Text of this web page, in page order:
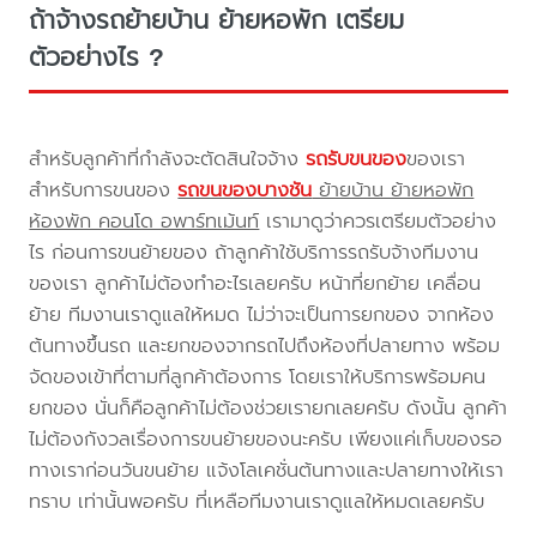
ถ้าจ้างรถย้ายบ้าน ย้ายหอพัก เตรียม
ตัวอย่างไร ?
สำหรับลูกค้าที่กำลังจะตัดสินใจจ้างรถรับขนของของเรา
สำหรับการขนของรถขนของบางชันย้ายบ้าน ย้ายหอพัก
ห้องพัก คอนโด อพาร์ทเม้นท์เรามาดูว่าควรเตรียมตัวอย่าง
ไร ก่อนการขนย้ายของ ถ้าลูกค้าใช้บริการรถรับจ้างทีมงาน
ของเรา ลูกค้าไม่ต้องทำอะไรเลยครับ หน้าที่ยกย้าย เคลื่อน
ย้าย ทีมงานเราดูแลให้หมด ไม่ว่าจะเป็นการยกของ จากห้อง
ต้นทางขึ้นรถ และยกของจากรถไปถึงห้องที่ปลายทาง พร้อม
จัดของเข้าที่ตามที่ลูกค้าต้องการ โดยเราให้บริการพร้อมคน
ยกของ นั่นก็คือลูกค้าไม่ต้องช่วยเรายกเลยครับ ดังนั้น ลูกค้า
ไม่ต้องกังวลเรื่องการขนย้ายของนะครับ เพียงแค่เก็บของรอ
ทางเราก่อนวันขนย้าย แจ้งโลเคชั่นต้นทางและปลายทางให้เรา
ทราบ เท่านั้นพอครับ ที่เหลือทีมงานเราดูแลให้หมดเลยครับ